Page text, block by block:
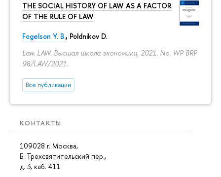
THE SOCIAL HISTORY OF LAW AS A FACTOR
OF THE RULE OF LAW
Fogelson Y. B., Poldnikov D.
Law. LAW. Высшая школа экономики, 2021. No. WP BRP
98/LAW/2021.
Все публикации
КОНТАКТЫ
109028 г. Москва,
Б. Трехсвятительский пер.,
д. 3, каб. 411